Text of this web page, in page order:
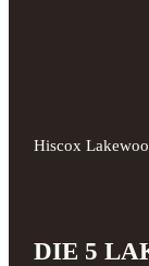
Hiscox
DIE 5